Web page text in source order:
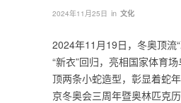
2024年11月25日 in 文化
2024年11月19日，冬奥顶流
“新衣”回归，亮相国家体育
顶两条小蛇造型，彰显着蛇
京冬奥会三周年暨奥林匹克